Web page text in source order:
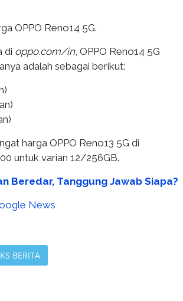
OPPO Reno14 5G.
di oppo.com/in, OPPO Reno14 5G
adalah sebagai berikut:
harga OPPO Reno13 5G di
untuk varian 12/256GB.
Beredar, Tanggung Jawab Siapa?
News
BERITA